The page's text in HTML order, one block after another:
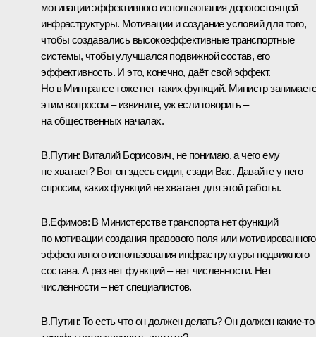
мотивации эффективного использования дорогостоящей
инфраструктуры. Мотивации и создание условий для того,
чтобы создавались высокоэффективные транспортные
системы, чтобы улучшался подвижной состав, его
эффективность. И это, конечно, даёт свой эффект.
Но в Минтрансе тоже нет таких функций. Министр
этим вопросом – извините, уж если говорить –
на общественных началах.
В.Путин: Виталий Борисович, не понимаю, а чего ему
не хватает? Вот он здесь сидит, сзади Вас. Давайте у него
спросим, каких функций не хватает для этой работы.
В.Ефимов: В Министерстве транспорта нет функций
по мотивации создания правового поля или мотивированного
эффективного использования инфраструктуры подвижного
состава. А раз нет функций – нет численности. Нет
численности – нет специалистов.
В.Путин: То есть что он должен делать? Он должен какие‑то